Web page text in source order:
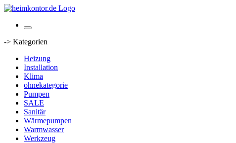
-> Kategorien
Heizung
Installation
Klima
ohnekategorie
Pumpen
SALE
Sanitär
Wärmepumpen
Warmwasser
Werkzeug